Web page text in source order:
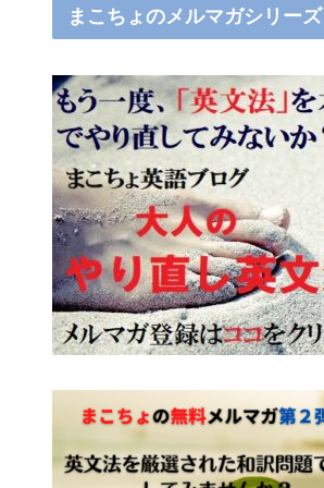
まこちょのメルマガシリーズ